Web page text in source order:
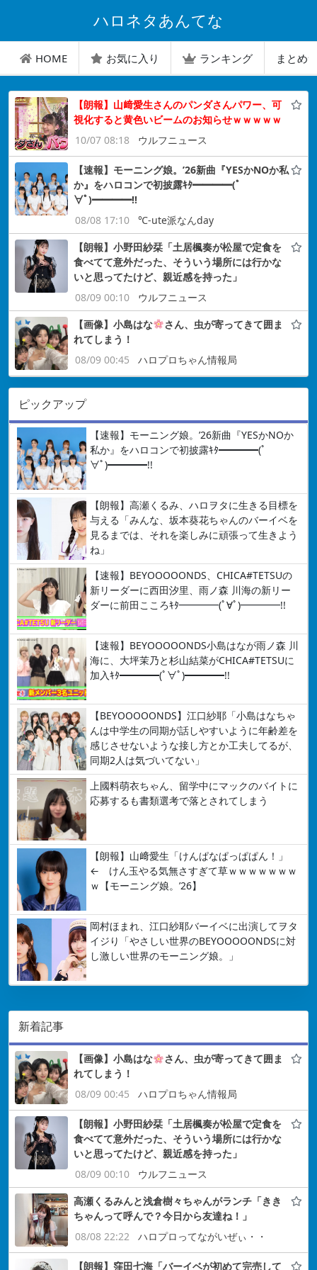
ハロネタあんてな
HOME お気に入り ランキング まとめ
【朗報】山﨑愛生さんのパンダさんパワー、可
視化すると黄色いビームのお知らせｗｗｗｗｗ
10/07 08:18
ウルフニュース
【速報】モーニング娘。’26新曲『YESかNOか私
か』をハロコンで初披露ｷﾀ━━━━(ﾟ
∀ﾟ)━━━━!!
08/08 17:10
℃-ute派なんday
【朗報】小野田紗栞「土居楓奏が松屋で定食を
食べてて意外だった、そういう場所には行かな
いと思ってたけど、親近感を持った」
08/09 00:10
ウルフニュース
【画像】小島はな
さん、虫が寄ってきて囲ま
れてしまう！
08/09 00:45
ハロプロちゃん情報局
ピックアップ
【速報】モーニング娘。’26新曲『YESかNOか
私か』をハロコンで初披露ｷﾀ━━━━(ﾟ
∀ﾟ)━━━━!!
【朗報】高瀬くるみ、ハロヲタに生きる目標を
与える「みんな、坂本葵花ちゃんのバーイベを
見るまでは、それを楽しみに頑張って生きよう
ね」
【速報】BEYOOOOONDS、CHICA#TETSUの
新リーダーに西田汐里、雨ノ森 川海の新リー
ダーに前田こころｷﾀ━━━━(ﾟ∀ﾟ)━━━━!!
【速報】BEYOOOOONDS小島はなが雨ノ森 川
海に、大坪茉乃と杉山結菜がCHICA#TETSUに
加入ｷﾀ━━━━(ﾟ∀ﾟ)━━━━!!
【BEYOOOOONDS】江口紗耶「小島はなちゃ
んは中学生の同期が話しやすいように年齢差を
感じさせないような接し方とか工夫してるが、
同期2人は気づいてない」
上國料萌衣ちゃん、留学中にマックのバイトに
応募するも書類選考で落とされてしまう
【朗報】山﨑愛生「けんぱなぱっぱぱん！」
← けん玉やる気無さすぎて草ｗｗｗｗｗｗｗ
ｗ【モーニング娘。’26】
岡村ほまれ、江口紗耶バーイベに出演してヲタ
イジり「やさしい世界のBEYOOOOONDSに対
し激しい世界のモーニング娘。」
新着記事
【画像】小島はな
さん、虫が寄ってきて囲ま
れてしまう！
08/09 00:45
ハロプロちゃん情報局
【朗報】小野田紗栞「土居楓奏が松屋で定食を
食べてて意外だった、そういう場所には行かな
いと思ってたけど、親近感を持った」
08/09 00:10
ウルフニュース
高瀬くるみんと浅倉樹々ちゃんがランチ「きき
ちゃんって呼んで？今日から友達ね！」
08/08 22:22
ハロプロってながいぜぃ・・
【朗報】窪田七海「バーイベが初めて完売して